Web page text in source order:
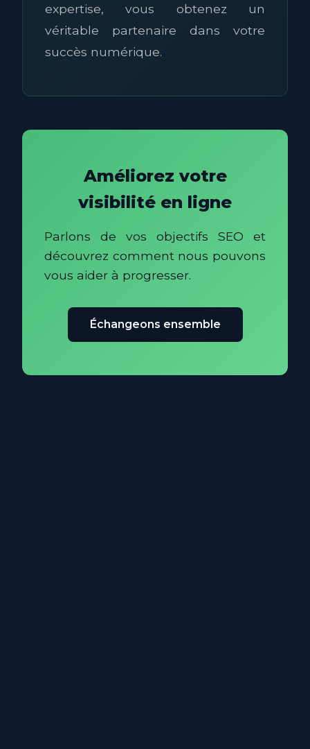
expertise, vous obtenez un
véritable partenaire dans votre
succès numérique.
Améliorez votre
visibilité en ligne
Parlons de vos objectifs SEO et
découvrez comment nous pouvons
vous aider à progresser.
Échangeons ensemble